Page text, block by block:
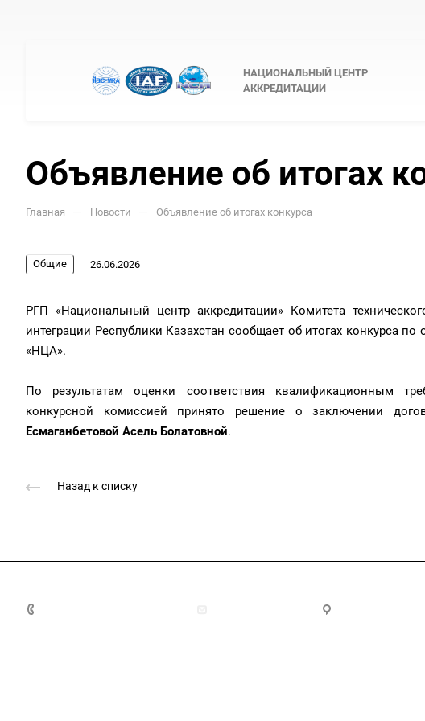
НАЦИОНАЛЬНЫЙ ЦЕНТР
АККРЕДИТАЦИИ
Объявление об итогах
Главная — Новости — Объявление об итогах конкурса
Общие 26.06.2026
РГП «Национальный центр аккредитации» Комитета
интеграции Республики Казахстан сообщает об итогах конкурса
«НЦА».
По результатам оценки соответствия квалификационным
конкурсной комиссией принято решение о заключении
Есмаганбетовой Асель Болатовной.
Назад к списку